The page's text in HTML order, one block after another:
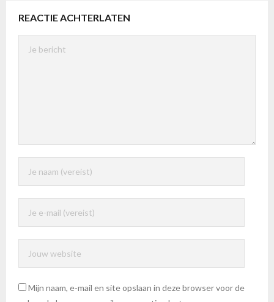
REACTIE ACHTERLATEN
Mijn naam, e-mail en site opslaan in deze browser voor de